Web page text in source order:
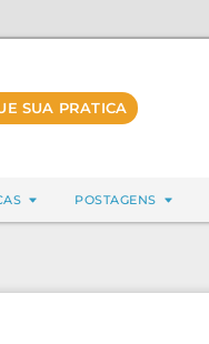
SUA PRATICA
POSTAGENS